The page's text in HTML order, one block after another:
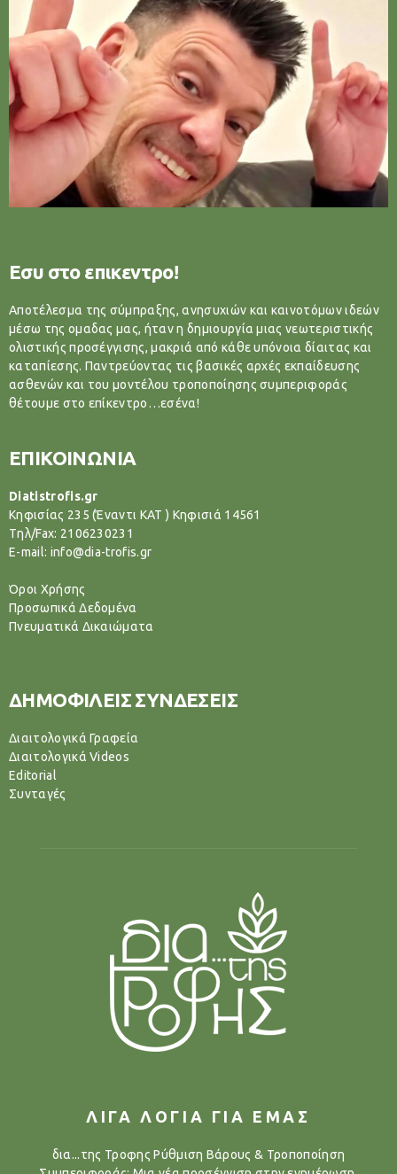
Εσυ στο επικεντρο!
Αποτέλεσμα της σύμπραξης, ανησυχιών και καινοτόμων ιδεών
μέσω της ομαδας μας, ήταν η δημιουργία μιας νεωτεριστικής
ολιστικής προσέγγισης, μακριά από κάθε υπόνοια δίαιτας και
καταπίεσης. Παντρεύοντας τις βασικές αρχές εκπαίδευσης
ασθενών και του μοντέλου τροποποίησης συμπεριφοράς
θέτουμε στο επίκεντρο…εσένα!
ΕΠΙΚΟΙΝΩΝΙΑ
Diatistrofis.gr
Κηφισίας 235 (Έναντι ΚΑΤ ) Κηφισιά 14561
Tηλ/Fax: 2106230231
E-mail: info@dia-trofis.gr
Όροι Χρήσης
Προσωπικά Δεδομένα
Πνευματικά Δικαιώματα
ΔΗΜΟΦΙΛΕΙΣ ΣΥΝΔΕΣΕΙΣ
Διαιτολογικά Γραφεία
Διαιτολογικά Videos
Editorial
Συνταγές
ΛΙΓΑ ΛΟΓΙΑ ΓΙΑ ΕΜΑΣ
δια...της Τροφης Ρύθμιση Βάρους & Τροποποίηση